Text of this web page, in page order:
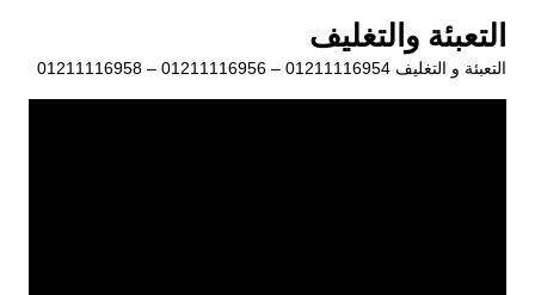
المحتوى
التعبئة والتغليف
التعبئة و التغليف 01211116954 – 01211116956 – 01211116958